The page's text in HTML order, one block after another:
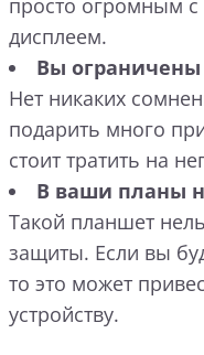
просто огромным
дисплеем.
Вы
Нет никаких
подарить много
стоит тратить на
В ваши планы
Такой планшет
защиты. Если вы
то это может
устройству.